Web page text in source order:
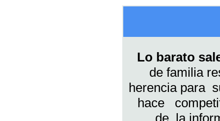
Lo barato
de familia
herencia para
hace
de la